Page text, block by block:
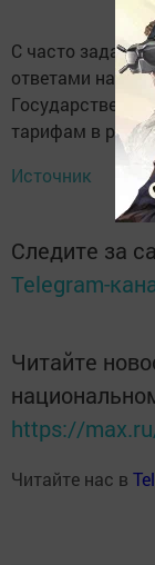
С часто
ответами на
тарифам в
Источник
Следите за
Telegram-
Читайте
https://
Читайте нас в